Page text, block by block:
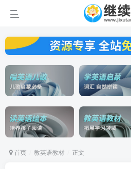
首页 教英语教材 正文